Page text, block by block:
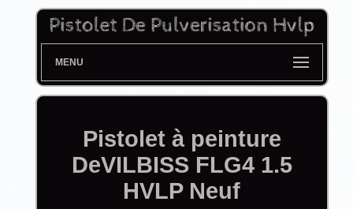
MENU
Pistolet à peinture
DeVILBISS FLG4 1.5
HVLP Neuf